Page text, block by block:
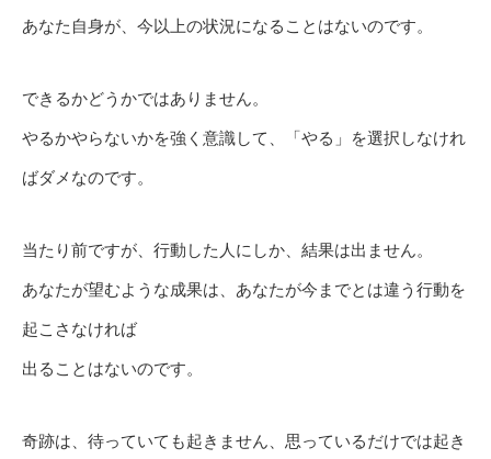
あなた自身が、今以上の状況になることはないのです。
できるかどうかではありません。
やるかやらないかを強く意識して、「やる」を選択しなけれ
ばダメなのです。
当たり前ですが、行動した人にしか、結果は出ません。
あなたが望むような成果は、あなたが今までとは違う行動を
起こさなければ
出ることはないのです。
奇跡は、待っていても起きません、思っているだけでは起き